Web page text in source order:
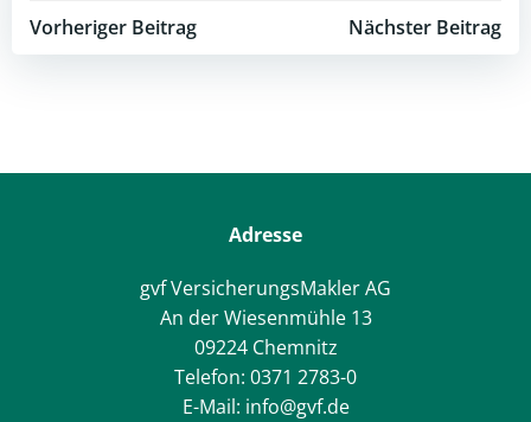
Post
Vorheriger Beitrag
PostNächster Beitrag
Adresse
gvf VersicherungsMakler AG
An der Wiesenmühle 13
09224 Chemnitz
Telefon: 0371 2783-0
E-Mail: info@gvf.de